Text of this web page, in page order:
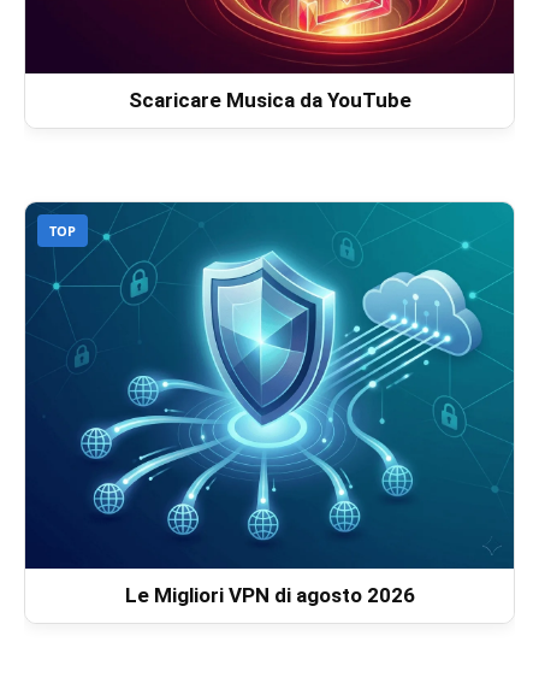
Scaricare Musica da YouTube
TOP
Le Migliori VPN di agosto 2026